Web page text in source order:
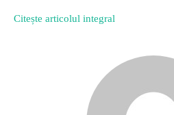
Citește articolul integral